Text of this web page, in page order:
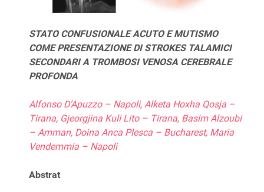
STATO CONFUSIONALE ACUTO E MUTISMO
COME PRESENTAZIONE DI STROKES TALAMICI
SECONDARI A TROMBOSI VENOSA CEREBRALE
PROFONDA
Alfonso D’Apuzzo – Napoli, Alketa Hoxha Qosja –
Tirana, Gjeorgjina Kuli Lito – Tirana, Basim Alzoubi
– Amman, Doina Anca Plesca – Bucharest, Maria
Vendemmia – Napoli
Abstrat